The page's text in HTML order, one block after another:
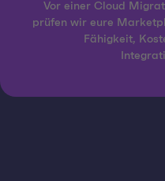
Vor einer Cloud
prüfen wir eure
Fähigkeit,